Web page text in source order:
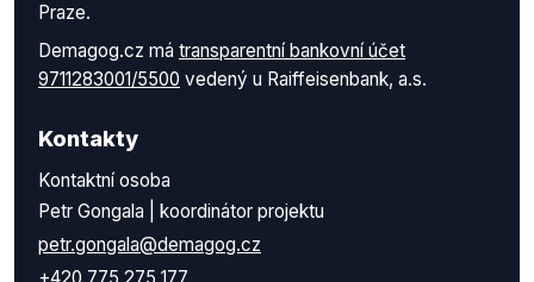
Praze.
Demagog.cz má transparentní bankovní účet
9711283001/5500 vedený u Raiffeisenbank, a.s.
Kontakty
Kontaktní osoba
Petr Gongala | koordinátor projektu
petr.gongala@demagog.cz